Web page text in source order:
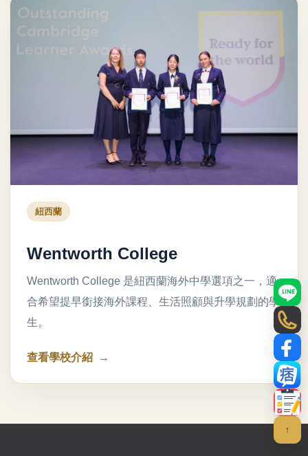
紐西蘭
Wentworth College
Wentworth College 是紐西蘭海外中學選項之一，適
合希望提早銜接海外課程、生活照顧與升學規劃的學
生。
查看學校介紹
LINE
電話
部落
聯絡
↑